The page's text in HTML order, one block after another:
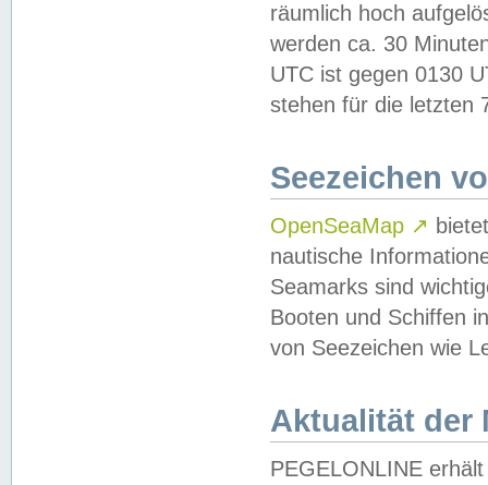
räumlich hoch
werden ca. 30
UTC ist gegen 0130
stehen für die letzten
Seezeichen
OpenSeaMap ↗
nautische
Seamarks sind
Booten und Schiffen
von Seezeichen wie
Aktualität der
PEGELONLINE